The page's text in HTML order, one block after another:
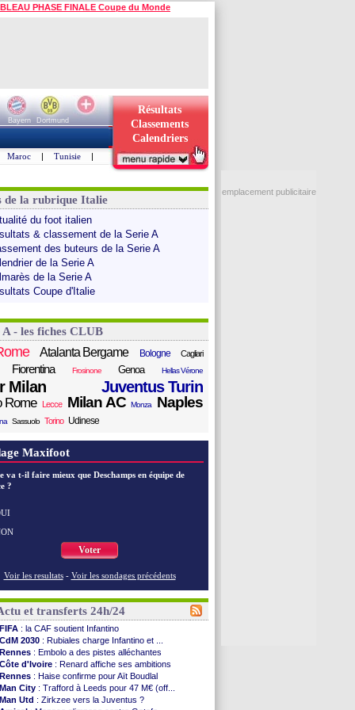
PHASE FINALE Coupe du Monde
Bayern
Dortmund
Résultats
Classements
Calendriers
Maroc | Tunisie |
de la rubrique Italie
du foot italien
& classement de la Serie A
des buteurs de la Serie A
de la Serie A
de la Serie A
Coupe d'Italie
A - les fiches CLUB
Atalanta Bergame Bologne
Cagliari
Fiorentina Frosinone Genoa Hellas Vérone
Milan Juventus Turin
Rome Lecce Milan AC Monza Naples
Sassuolo Torino Udinese
Maxifoot
va t-il faire mieux que Deschamps en équipe de
?
Voter
Voir les resultats - Voir les sondages précédents
et transferts 24h/24
FIFA : la CAF soutient Infantino
CdM 2030 : Rubiales charge Infantino et ...
Rennes : Embolo a des pistes alléchantes
Côte d'Ivoire : Renard affiche ses ambitions
Rennes : Haise confirme pour Aït Boudlal
Man City : Trafford à Leeds pour 47 M€ (off...
Man Utd : Zirkzee vers la Juventus ?
emplacement publicitaire